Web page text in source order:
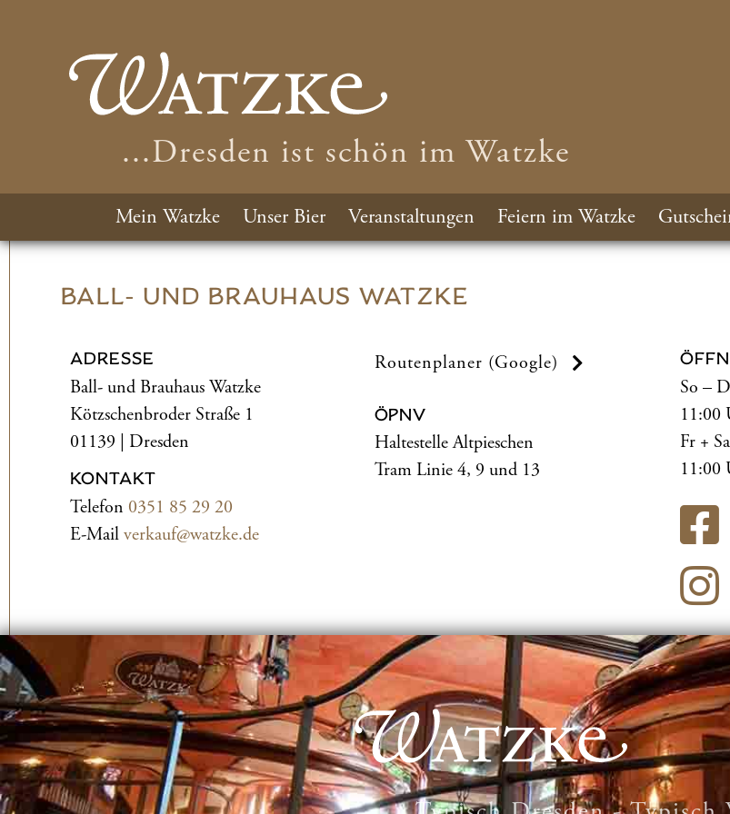
...Dresden ist schön im Watzke
Mein Watzke Unser Bier Veranstaltungen Feiern im Watzke
BALL- UND­ BRAUHAUS WATZKE
ADRESSE
Ball- und­ Brauhaus Watzke
Kötzschenbroder Straße 1
01139 | Dresden
KONTAKT
Telefon 0351 85 29 20
E-Mail verkauf@watzke.de
Routenplaner (Google)
ÖPNV
Haltestelle Altpieschen
Tram Linie 4, 9 und 13
So –
11:00
Fr + Sa
11:00